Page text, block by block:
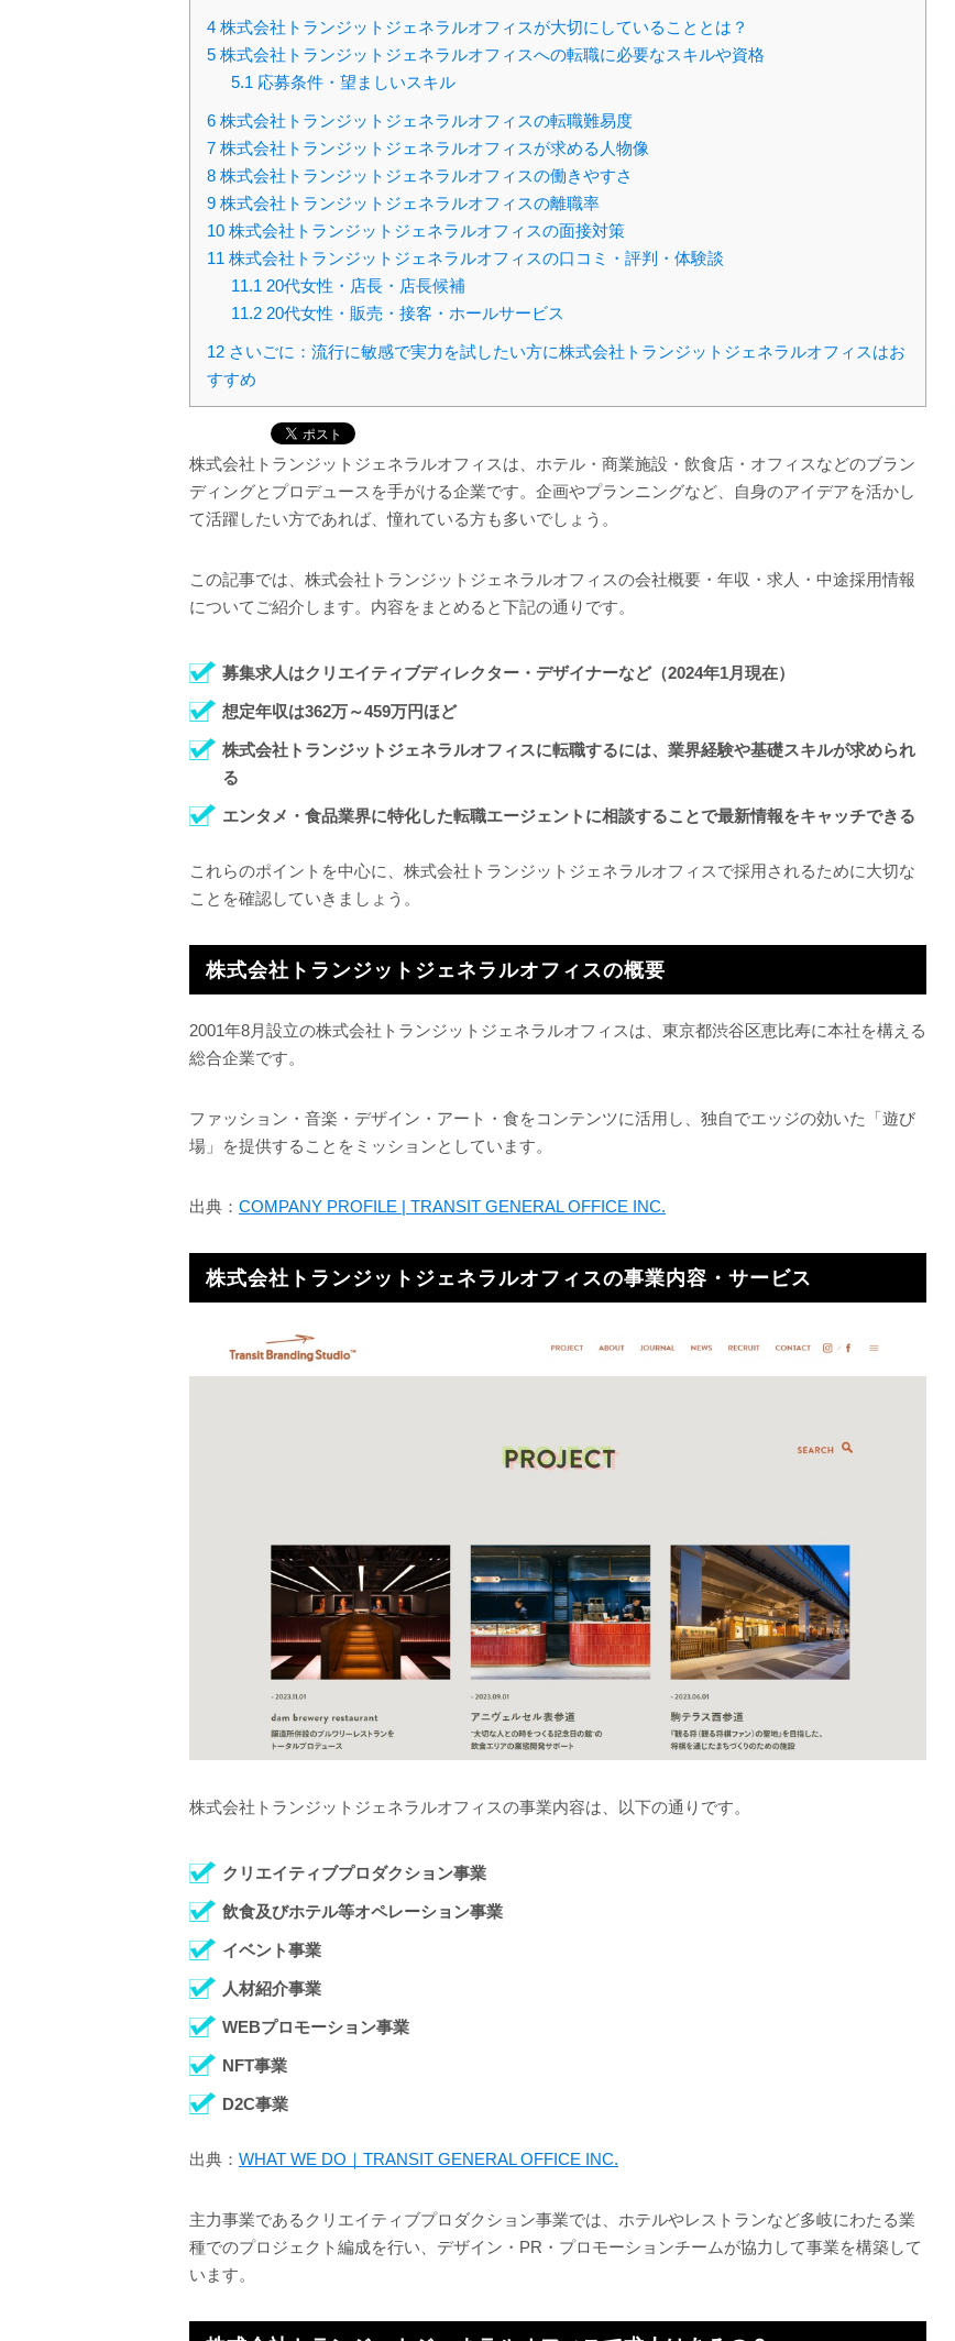
4 株式会社トランジットジェネラルオフィスが大切にしていることとは？
5 株式会社トランジットジェネラルオフィスへの転職に必要なスキルや資格
5.1 応募条件・望ましいスキル
6 株式会社トランジットジェネラルオフィスの転職難易度
7 株式会社トランジットジェネラルオフィスが求める人物像
8 株式会社トランジットジェネラルオフィスの働きやすさ
9 株式会社トランジットジェネラルオフィスの離職率
10 株式会社トランジットジェネラルオフィスの面接対策
11 株式会社トランジットジェネラルオフィスの口コミ・評判・体験談
11.1 20代女性・店長・店長候補
11.220代女性・販売・接客・ホールサービス
12 さいごに：流行に敏感で実力を試したい方に株式会社トランジットジェネラルオフィスはお
すすめ
株式会社トランジットジェネラルオフィスは、ホテル・商業施設・飲食店・オフィスなどのブラン
ディングとプロデュースを手がける企業です。企画やプランニングなど、自身のアイデアを活かし
て活躍したい方であれば、憧れている方も多いでしょう。
この記事では、株式会社トランジットジェネラルオフィスの会社概要・年収・求人・中途採用情報
についてご紹介します。内容をまとめると下記の通りです。
募集求人はクリエイティブディレクター・デザイナーなど（2024年1月現在）
想定年収は362万～459万円ほど
株式会社トランジットジェネラルオフィスに転職するには、業界経験や基礎スキルが求められ
る
エンタメ・食品業界に特化した転職エージェントに相談することで最新情報をキャッチできる
これらのポイントを中心に、株式会社トランジットジェネラルオフィスで採用されるために大切な
ことを確認していきましょう。
株式会社トランジットジェネラルオフィスの概要
2001年8月設立の株式会社トランジットジェネラルオフィスは、東京都渋谷区恵比寿に本社を構える
総合企業です。
ファッション・音楽・デザイン・アート・食をコンテンツに活用し、独自でエッジの効いた「遊び
場」を提供することをミッションとしています。
出典： COMPANY PROFILE | TRANSIT GENERAL OFFICE INC.
株式会社トランジットジェネラルオフィスの事業内容・サービス
株式会社トランジットジェネラルオフィスの事業内容は、以下の通りです。
クリエイティブプロダクション事業
飲食及びホテル等オペレーション事業
イベント事業
人材紹介事業
WEBプロモーション事業
NFT事業
D2C事業
出典： WHAT WE DO｜TRANSIT GENERAL OFFICE INC.
主力事業であるクリエイティブプロダクション事業では、ホテルやレストランなど多岐にわたる業
種でのプロジェクト編成を行い、デザイン・PR・プロモーションチームが協力して事業を構築して
います。